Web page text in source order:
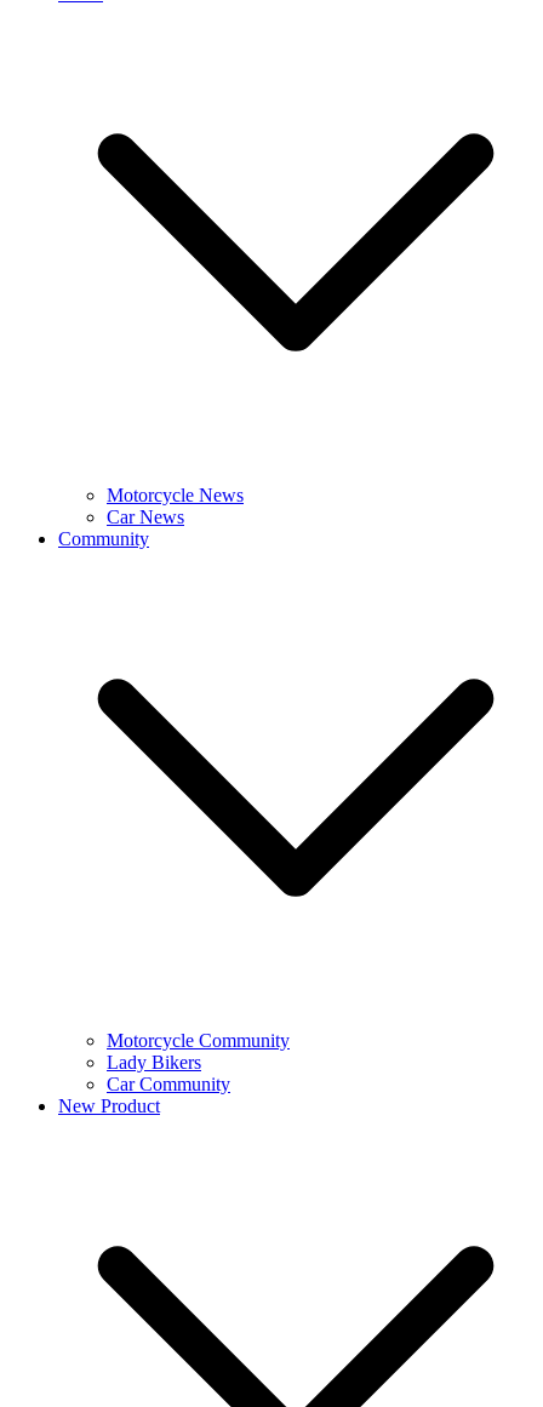
Motorcycle News
Car News
Community
Motorcycle Community
Lady Bikers
Car Community
New Product